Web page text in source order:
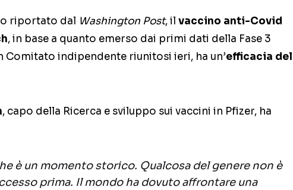
riportato dal Washington Post, il vaccino anti-Covid
, in base a quanto emerso dai primi dati della Fase 3
Comitato indipendente riunitosi ieri, ha un’efficacia del
, capo della Ricerca e sviluppo sui vaccini in Pfizer, ha
è un momento storico. Qualcosa del genere non è
prima. Il mondo ha dovuto affrontare una